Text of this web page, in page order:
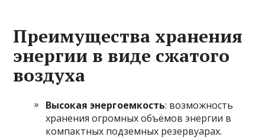
Преимущества хранения
энергии в виде сжатого
воздуха
Высокая энергоемкость: возможность
хранения огромных объёмов энергии в
компактных подземных резервуарах.